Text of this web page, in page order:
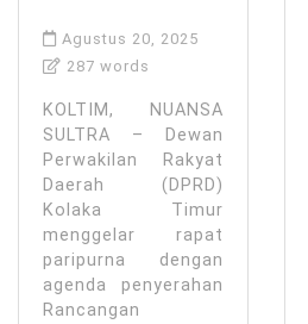
Agustus 20, 2025
287 words
KOLTIM, NUANSA
SULTRA – Dewan
Perwakilan Rakyat
Daerah (DPRD)
Kolaka Timur
menggelar rapat
paripurna dengan
agenda penyerahan
Rancangan